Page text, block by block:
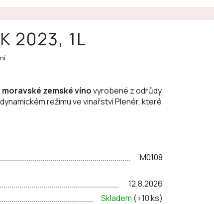
2023, 1L
zemské vínovyrobené z odrůdy
režimu ve vinařství Plenér, které
Skladem (>10 ks)
12.8.2026
M0108